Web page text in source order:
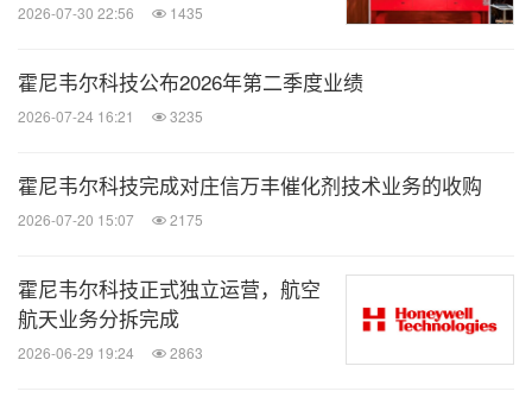
2026-07-30 22:56 1435
霍尼韦尔科技公布2026年第二季度业绩
2026-07-24 16:21 3235
霍尼韦尔科技完成对庄信万丰催化剂技术业务的收购
2026-07-20 15:07 2175
霍尼韦尔科技正式独立运营，航空
航天业务分拆完成
2026-06-29 19:24 2863